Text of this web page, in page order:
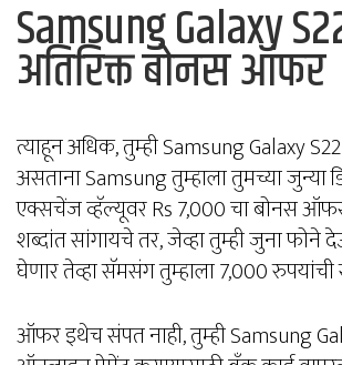
Samsung Galaxy
अतिरिक्त बोनस ऑफर
त्याहून अधिक, तुम्ही Samsung Galaxy
असताना Samsung तुम्हाला तुमच्या जुन्या
एक्सचेंज व्हॅल्यूवर Rs 7,000 चा बोनस
शब्दांत सांगायचे तर, जेव्हा तुम्ही जुना फोने
घेणार तेव्हा सॅमसंग तुम्हाला 7,000
ऑफर इथेच संपत नाही, तुम्ही Samsung